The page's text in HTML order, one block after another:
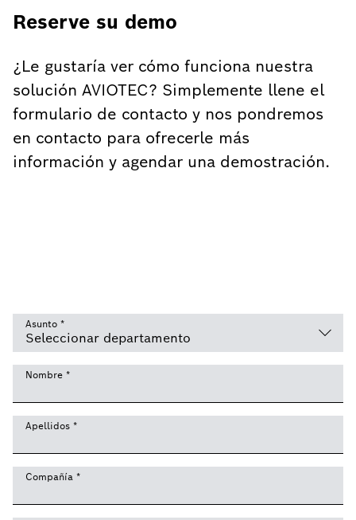
Reserve su demo
¿Le gustaría ver cómo funciona nuestra
solución AVIOTEC? Simplemente llene el
formulario de contacto y nos pondremos
en contacto para ofrecerle más
información y agendar una demostración.
Asunto *
Nombre *
Apellidos *
Compañía *